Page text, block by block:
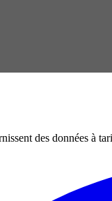
des données à